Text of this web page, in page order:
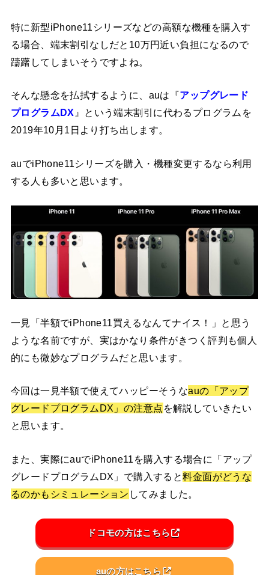
特に新型iPhone11シリーズなどの高額な機種を購入す
る場合、端末割引なしだと10万円近い負担になるので
躊躇してしまいそうですよね。
そんな懸念を払拭するように、auは『アップグレード
プログラムDX 』という端末割引に代わるプログラムを
2019年10月1日より打ち出します。
auでiPhone11シリーズを購入・機種変更するなら利用
する人も多いと思います。
一見「半額でiPhone11買えるなんてナイス！」と思う
ような名前ですが、実はかなり条件がきつく評判も個人
的にも微妙なプログラムだと思います。
今回は一見半額で使えてハッピーそうなauの「アップ
グレードプログラムDX」の注意点 を解説していきたい
と思います。
また、実際にauでiPhone11を購入する場合に「アップ
グレードプログラムDX」で購入すると料金面がどうな
るのかもシミュレーション してみました。
ドコモの方はこちら
auの方はこちら